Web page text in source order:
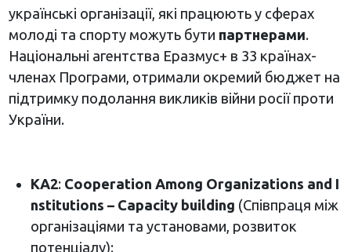
українські організації, які працюють у сферах
молоді та спорту можуть бути партнерами.
Національні агентства Еразмус+ в 33 країнах-
членах Програми, отримали окремий бюджет на
підтримку подолання викликів війни росії проти
України.
КА2: Cooperation Among Organizations and I
nstitutions – Сapacity building (Співпраця між
організаціями та установами, розвиток
потенціалу):